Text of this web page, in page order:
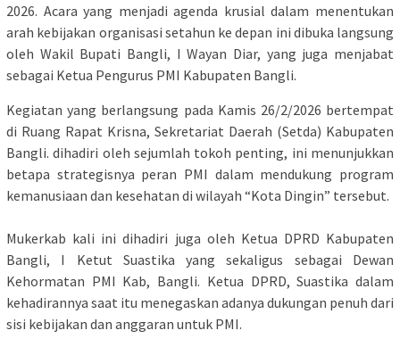
2026. Acara yang menjadi agenda krusial dalam menentukan
arah kebijakan organisasi setahun ke depan ini dibuka langsung
oleh Wakil Bupati Bangli, I Wayan Diar, yang juga menjabat
sebagai Ketua Pengurus PMI Kabupaten Bangli.
​Kegiatan yang berlangsung pada Kamis 26/2/2026 bertempat
di Ruang Rapat Krisna, Sekretariat Daerah (Setda) Kabupaten
Bangli. dihadiri oleh sejumlah tokoh penting, ini menunjukkan
betapa strategisnya peran PMI dalam mendukung program
kemanusiaan dan kesehatan di wilayah “Kota Dingin” tersebut.
​Mukerkab kali ini dihadiri juga oleh Ketua DPRD Kabupaten
Bangli, I Ketut Suastika yang sekaligus sebagai Dewan
Kehormatan PMI Kab, Bangli. Ketua DPRD, Suastika dalam
kehadirannya saat itu menegaskan adanya dukungan penuh dari
sisi kebijakan dan anggaran untuk PMI.